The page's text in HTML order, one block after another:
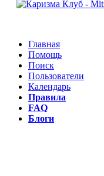
Главная
Помощь
Поиск
Пользователи
Календарь
Правила
FAQ
Блоги